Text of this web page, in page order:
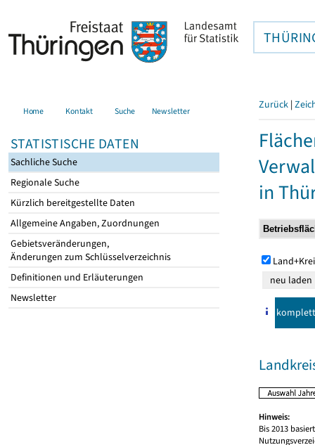
Home Kontakt Suche Newsletter
STATISTISCHE DATEN
Sachliche Suche
Regionale Suche
Kürzlich bereitgestellte Daten
Allgemeine Angaben, Zuordnungen
Gebietsveränderungen,
Änderungen zum Schlüsselverzeichnis
Definitionen und Erläuterungen
Newsletter
Zurück |
in
komplett
Hinweis:
Bis 2013